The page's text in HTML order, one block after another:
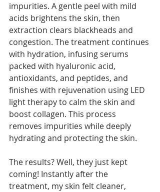
impurities. A gentle peel with mild
acids brightens the skin, then
extraction clears blackheads and
congestion. The treatment continues
with hydration, infusing serums
packed with hyaluronic acid,
antioxidants, and peptides, and
finishes with rejuvenation using LED
light therapy to calm the skin and
boost collagen. This process
removes impurities while deeply
hydrating and protecting the skin.
The results? Well, they just kept
coming! Instantly after the
treatment, my skin felt cleaner,